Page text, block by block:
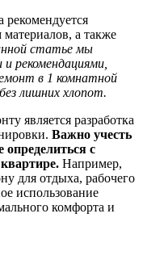
рекомендуется
а также
статье мы
рекомендациями,
в 1 комнатной
лишних хлопот.
является разработка
Важно учесть
определиться с
Например,
для отдыха, рабочего
использование
комфорта и